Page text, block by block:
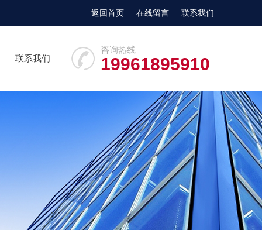
返回首页 在线留言 联系我们
咨询热线
19961895910
联系我们